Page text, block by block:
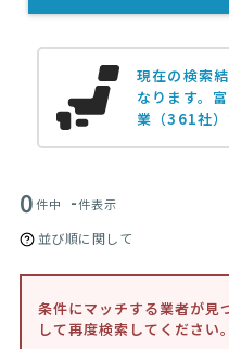
現在の検索
なります。
業（361社）
0件中 -件表示
並び順に関して
条件にマッチする業者が見
して再度検索してください。